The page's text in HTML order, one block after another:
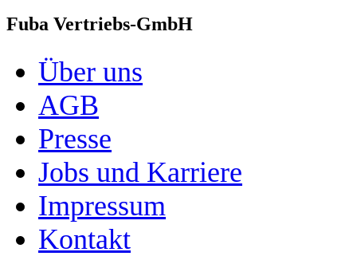
Fuba Vertriebs-GmbH
Über uns
AGB
Presse
Jobs und Karriere
Impressum
Kontakt